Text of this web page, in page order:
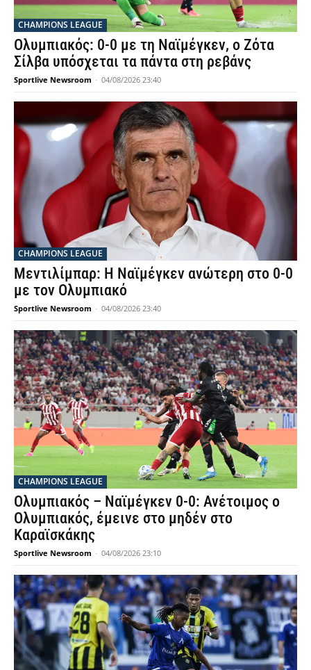
CHAMPIONS LEAGUE
Ολυμπιακός: 0-0 με τη Ναϊμέγκεν, ο Ζότα
Σίλβα υπόσχεται τα πάντα στη ρεβάνς
Sportlive Newsroom - 04/08/2026 23:40
CHAMPIONS LEAGUE
Μεντιλίμπαρ: Η Ναϊμέγκεν ανώτερη στο 0-0
με τον Ολυμπιακό
Sportlive Newsroom - 04/08/2026 23:40
CHAMPIONS LEAGUE
Ολυμπιακός – Ναϊμέγκεν 0-0: Ανέτοιμος ο
Ολυμπιακός, έμεινε στο μηδέν στο
Καραϊσκάκης
Sportlive Newsroom - 04/08/2026 23:10